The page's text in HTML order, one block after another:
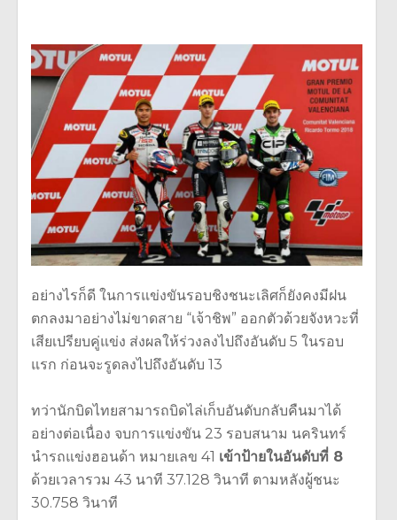
อย่างไรก็ดี ในการแข่งขันรอบชิงชนะเลิศก็ยังคงมีฝน
ตกลงมาอย่างไม่ขาดสาย “เจ้าชิพ” ออกตัวด้วยจังหวะที่
เสียเปรียบคู่แข่ง ส่งผลให้ร่วงลงไปถึงอันดับ 5 ในรอบ
แรก ก่อนจะรูดลงไปถึงอันดับ 13
ทว่านักบิดไทยสามารถบิดไล่เก็บอันดับกลับคืนมาได้
อย่างต่อเนื่อง จบการแข่งขัน 23 รอบสนาม นครินทร์
นำรถแข่งฮอนด้า หมายเลข 41 เข้าป้ายในอันดับที่ 8
ด้วยเวลารวม 43 นาที 37.128 วินาที ตามหลังผู้ชนะ
30.758 วินาที